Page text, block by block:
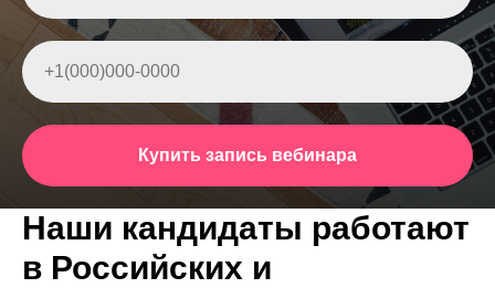
+1(000)000-0000
Купить запись вебинара
Наши кандидаты работают
в Российских и